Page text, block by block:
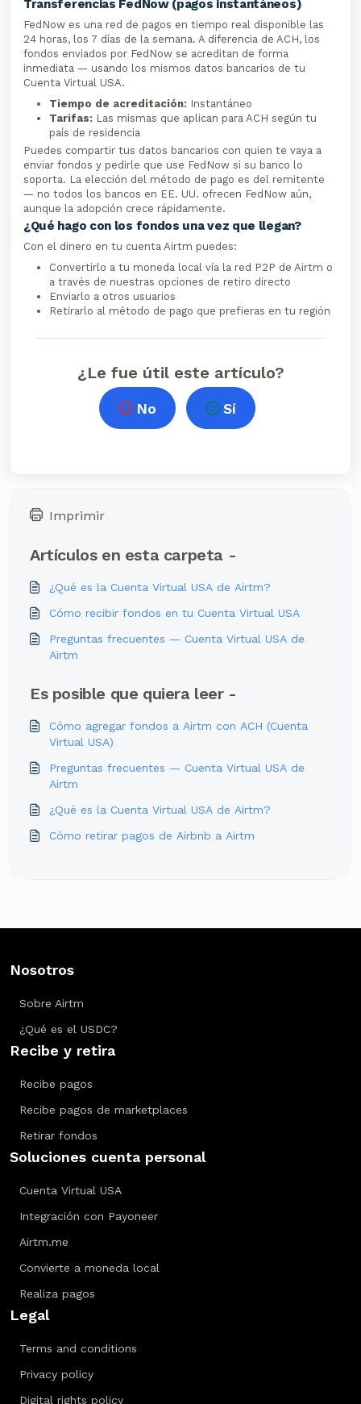
Transferencias FedNow (pagos instantáneos)
FedNow es una red de pagos en tiempo real disponible las
24 horas, los 7 días de la semana. A diferencia de ACH, los
fondos enviados por FedNow se acreditan de forma
inmediata — usando los mismos datos bancarios de tu
Cuenta Virtual USA.
Tiempo de acreditación: Instantáneo
Tarifas: Las mismas que aplican para ACH según tu
país de residencia
Puedes compartir tus datos bancarios con quien te vaya a
enviar fondos y pedirle que use FedNow si su banco lo
soporta. La elección del método de pago es del remitente
— no todos los bancos en EE. UU. ofrecen FedNow aún,
aunque la adopción crece rápidamente.
¿Qué hago con los fondos una vez que llegan?
Con el dinero en tu cuenta Airtm puedes:
Convertirlo a tu moneda local vía la red P2P de Airtm o
a través de nuestras opciones de retiro directo
Enviarlo a otros usuarios
Retirarlo al método de pago que prefieras en tu región
¿Le fue útil este artículo?
No Sí
Imprimir
Artículos en esta carpeta -
¿Qué es la Cuenta Virtual USA de Airtm?
Cómo recibir fondos en tu Cuenta Virtual USA
Preguntas frecuentes — Cuenta Virtual USA de
Airtm
Es posible que quiera leer -
Cómo agregar fondos a Airtm con ACH (Cuenta
Virtual USA)
Preguntas frecuentes — Cuenta Virtual USA de
Airtm
¿Qué es la Cuenta Virtual USA de Airtm?
Cómo retirar pagos de Airbnb a Airtm
Nosotros
Sobre Airtm
¿Qué es el USDC?
Recibe y retira
Recibe pagos
Recibe pagos de marketplaces
Retirar fondos
Soluciones cuenta personal
Cuenta Virtual USA
Integración con Payoneer
Airtm.me
Convierte a moneda local
Realiza pagos
Legal
Terms and conditions
Privacy policy
Digital rights policy